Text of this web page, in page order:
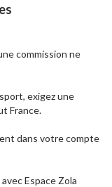
commission ne
exigez une
France.
dans votre compte
avec Espace Zola